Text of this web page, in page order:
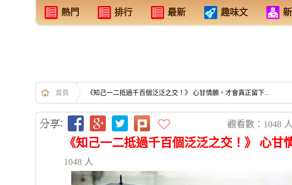
熱門 排行 最新 趣味文
首頁 《知己一二抵過千百個泛泛之交！》 心甘情願，才會真正留下...
觀看數：1048 人
《知己一二抵過千百個泛泛之交！》 心甘
1048 人